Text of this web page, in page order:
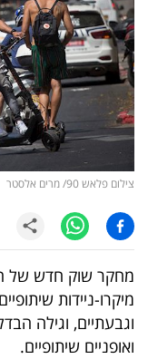
דעות
רכילות
עסקית
קריפטו
ויראלי
טלוויזיה
עסקי
ספורט
קריירה
צילום פלאש 90/ מרים אלסטר
מיקרו-ניידות
וגבעתיים, וגילה
ואופניים שיתופיים.